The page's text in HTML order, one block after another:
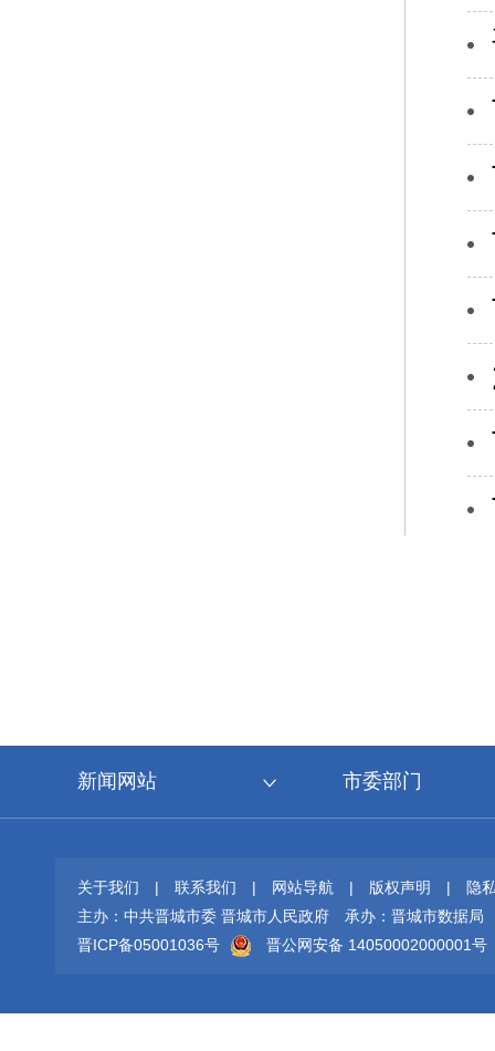
新闻网站 市委部门
关于我们 | 联系我们 | 网站导航 | 版权声明 |
隐
主办：中共晋城市委 晋城市人民政府
承办：晋城市数据局
晋ICP备05001036号
晋公网安备 14050002000001号